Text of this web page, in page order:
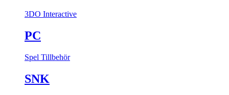
3DO Interactive
PC
Spel Tillbehör
SNK